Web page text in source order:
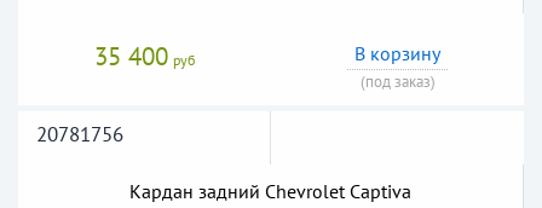
35 400 руб В корзину
(под заказ)
20781756
Кардан задний Chevrolet Captiva